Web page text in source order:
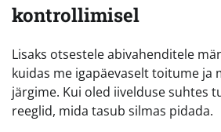
kontrollimisel
Lisaks otsestele abivahenditele
kuidas me igapäevaselt toitume ja
järgime. Kui oled iivelduse suhtes
reeglid, mida tasub silmas pidada.